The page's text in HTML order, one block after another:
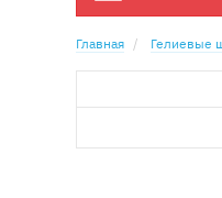
Главная Гелиевые